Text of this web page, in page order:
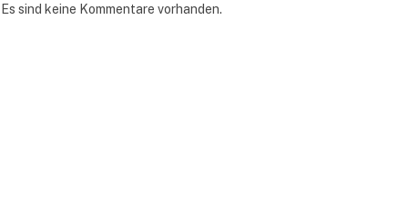
Es sind keine Kommentare vorhanden.